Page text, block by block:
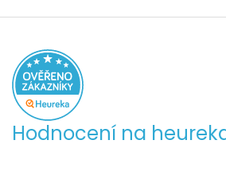
Hodnocení na